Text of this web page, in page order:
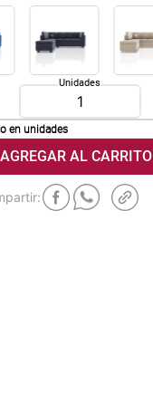
Unidades
en unidades
AGREGAR AL CARRITO